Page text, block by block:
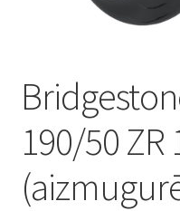
190/50 ZR